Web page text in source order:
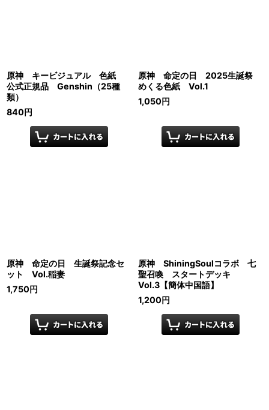
原神 キービジュアル 色紙
公式正規品 Genshin（25種
類）
840円
原神 命定の日 2025生誕祭
めくる色紙 Vol.1
1,050円
原神 命定の日 生誕祭記念セ
ット Vol.稲妻
1,750円
原神 ShiningSoulコラボ 七
聖召喚 スタートデッキ
Vol.3【簡体中国語】
1,200円